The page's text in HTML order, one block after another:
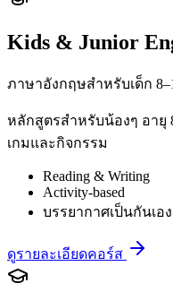
Kids & Junior
ภาษาอังกฤษสำหรับเด็ก
หลักสูตรสำหรับน้องๆ อายุ
เกมและกิจกรรม
Reading & Writing
Activity-based
บรรยากาศเป็นกันเอง
ดูรายละเอียดคอร์ส